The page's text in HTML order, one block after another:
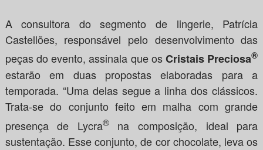
A consultora do segmento de lingerie, Patrícia
Castellões, responsável pelo desenvolvimento das
peças do evento, assinala que osCristais Preciosa®
estarão em duas propostas elaboradas para a
temporada. “Uma delas segue a linha dos clássicos.
Trata-se do conjunto feito em malha com grande
presença de Lycra®na composição, ideal para
sustentação. Esse conjunto, de cor chocolate, leva os